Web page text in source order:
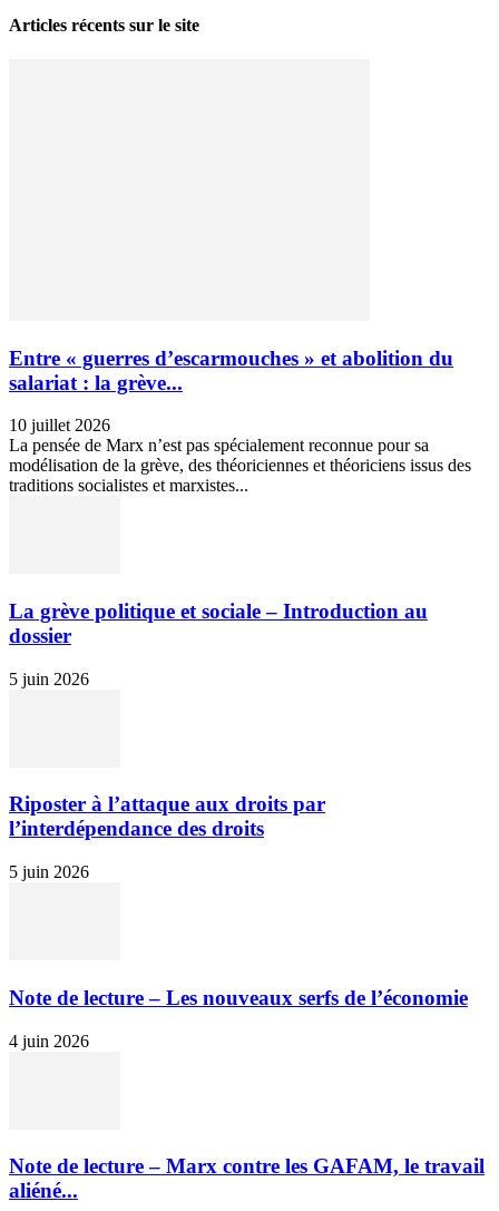
Articles récents sur le site
Entre « guerres d’escarmouches » et abolition du
salariat : la grève...
10 juillet 2026
La pensée de Marx n’est pas spécialement reconnue pour sa
modélisation de la grève, des théoriciennes et théoriciens issus des
traditions socialistes et marxistes...
La grève politique et sociale – Introduction au
dossier
5 juin 2026
Riposter à l’attaque aux droits par
l’interdépendance des droits
5 juin 2026
Note de lecture – Les nouveaux serfs de l’économie
4 juin 2026
Note de lecture – Marx contre les GAFAM, le travail
aliéné...